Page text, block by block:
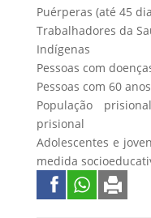
Puérperas (até 45
Trabalhadores da
Indígenas
Pessoas com
Pessoas com 60
População
prisional
Adolescentes e
medida